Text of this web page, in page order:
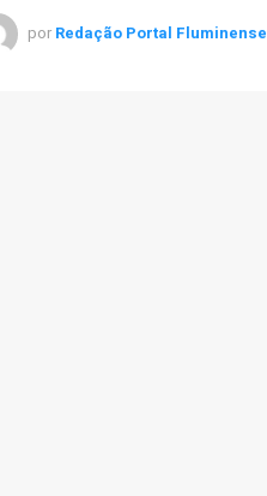
por Redação Portal Fluminense